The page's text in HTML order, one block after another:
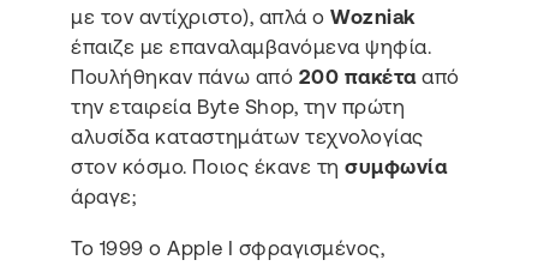
με τον αντίχριστο), απλά οWozniak
έπαιζε με επαναλαμβανόμενα ψηφία.
Πουλήθηκαν πάνω από 200 πακέτααπό
την εταιρεία Byte Shop, την πρώτη
αλυσίδα καταστημάτων τεχνολογίας
στον κόσμο. Ποιος έκανε τησυμφωνία
άραγε;
Το 1999 ο Apple I σφραγισμένος,